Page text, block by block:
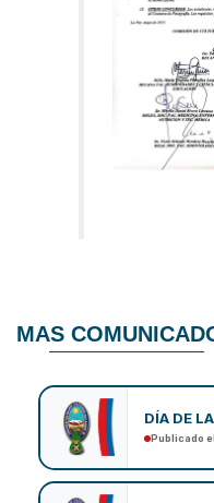
MAS
DÍA DE
Publicado